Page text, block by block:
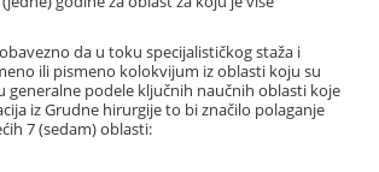
da u toku specijalističkog staža i
ili pismeno kolokvijum iz oblasti koju su
generalne podele ključnih naučnih oblasti koje
iz Grudne hirurgije to bi značilo polaganje
7 (sedam) oblasti: